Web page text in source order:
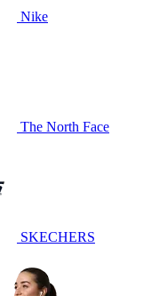
Nike
The North Face
SKECHERS